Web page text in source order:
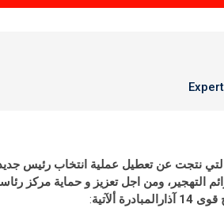
Expert
التي نتجت عن تعطيل عملية انتخاب رئيس
التهجير، ومن اجل تعزيز و حماية مركز
قوى 14 آذارالمبادرة ألآتية: